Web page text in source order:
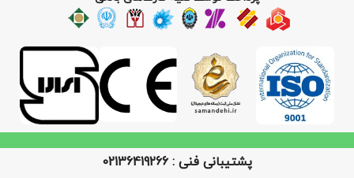
پشتیبانی فنی : 02136419266